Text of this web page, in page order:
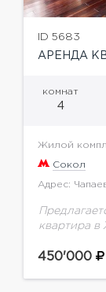
ID 5683
АРЕНДА
комнат
4
Жилой
Сокол
Адрес:
квартира
3 спальни
450'000